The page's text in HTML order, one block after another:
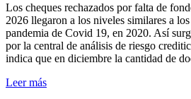
Los cheques rechazados por falta de
2026 llegaron a los niveles similares a
pandemia de Covid 19, en 2020. Así
por la central de análisis de riesgo
indica que en diciembre la cantidad de
Leer más